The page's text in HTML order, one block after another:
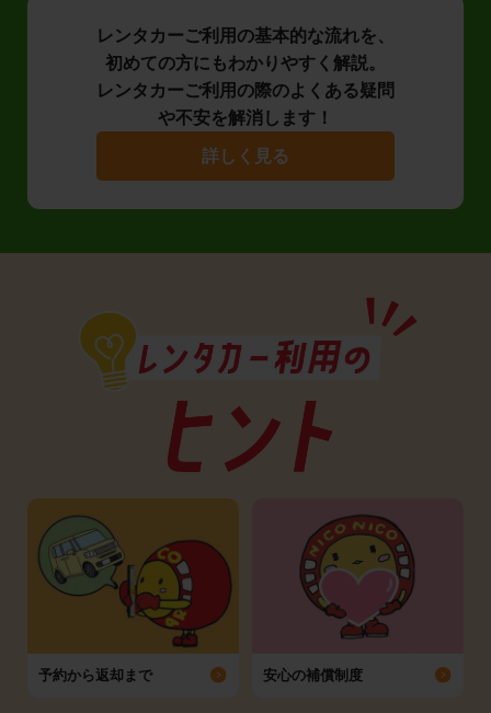
レンタカーご利用の基本的な流れを、
初めての方にもわかりやすく解説。
レンタカーご利用の際のよくある疑問
や不安を解消します！
詳しく見る
予約から返却まで 安心の補償制度